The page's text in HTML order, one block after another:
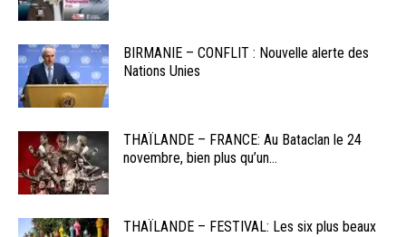
BIRMANIE – CONFLIT : Nouvelle alerte des
Nations Unies
THAÏLANDE – FRANCE: Au Bataclan le 24
novembre, bien plus qu’un...
THAÏLANDE – FESTIVAL: Les six plus beaux